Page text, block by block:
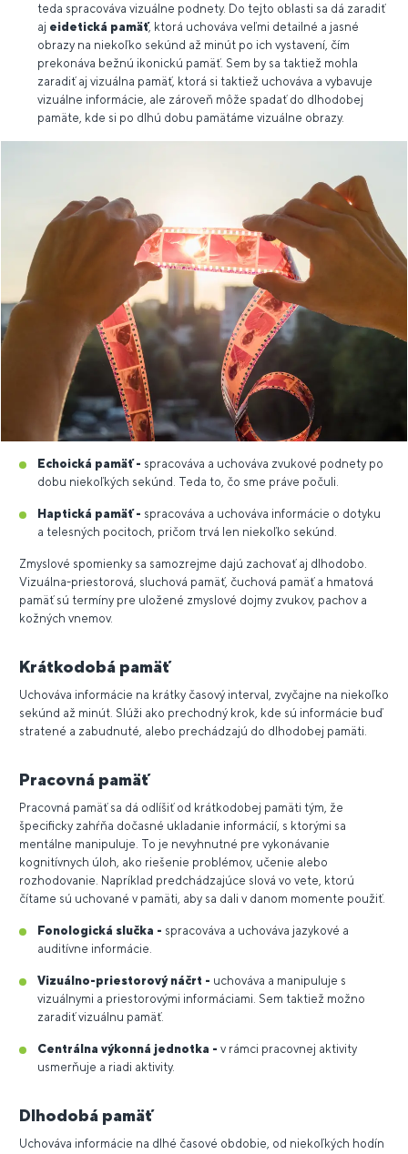
teda spracováva vizuálne podnety. Do tejto oblasti sa dá zaradiť
aj eidetická pamäť, ktorá uchováva veľmi detailné a jasné
obrazy na niekoľko sekúnd až minút po ich vystavení, čím
prekonáva bežnú ikonickú pamäť. Sem by sa taktiež mohla
zaradiť aj vizuálna pamäť, ktorá si taktiež uchováva a vybavuje
vizuálne informácie, ale zároveň môže spadať do dlhodobej
pamäte, kde si po dlhú dobu pamätáme vizuálne obrazy.
Echoická pamäť - spracováva a uchováva zvukové podnety po
dobu niekoľkých sekúnd. Teda to, čo sme práve počuli.
Haptická pamäť - spracováva a uchováva informácie o dotyku
a telesných pocitoch, pričom trvá len niekoľko sekúnd.
Zmyslové spomienky sa samozrejme dajú zachovať aj dlhodobo.
Vizuálna-priestorová, sluchová pamäť, čuchová pamäť a hmatová
pamäť sú termíny pre uložené zmyslové dojmy zvukov, pachov a
kožných vnemov.
Krátkodobá pamäť
Uchováva informácie na krátky časový interval, zvyčajne na niekoľko
sekúnd až minút. Slúži ako prechodný krok, kde sú informácie buď
stratené a zabudnuté, alebo prechádzajú do dlhodobej pamäti.
Pracovná pamäť
Pracovná pamäť sa dá odlíšiť od krátkodobej pamäti tým, že
špecificky zahŕňa dočasné ukladanie informácií, s ktorými sa
mentálne manipuluje. To je nevyhnutné pre vykonávanie
kognitívnych úloh, ako riešenie problémov, učenie alebo
rozhodovanie. Napríklad predchádzajúce slová vo vete, ktorú
čítame sú uchované v pamäti, aby sa dali v danom momente použiť.
Fonologická slučka - spracováva a uchováva jazykové a
auditívne informácie.
Vizuálno-priestorový náčrt - uchováva a manipuluje s
vizuálnymi a priestorovými informáciami. Sem taktiež možno
zaradiť vizuálnu pamäť.
Centrálna výkonná jednotka - v rámci pracovnej aktivity
usmerňuje a riadi aktivity.
Dlhodobá pamäť
Uchováva informácie na dlhé časové obdobie, od niekoľkých hodín